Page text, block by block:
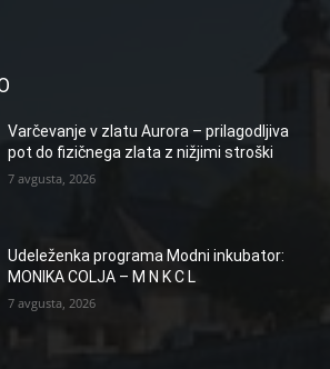
Varčevanje v zlatu Aurora – prilagodljiva
pot do fizičnega zlata z nižjimi stroški
7 avgusta, 2026
Udeleženka programa Modni inkubator:
MONIKA COLJA – M N K C L
7 avgusta, 2026